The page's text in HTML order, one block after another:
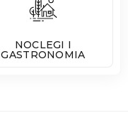
NOCLEGI I
GASTRONOMIA